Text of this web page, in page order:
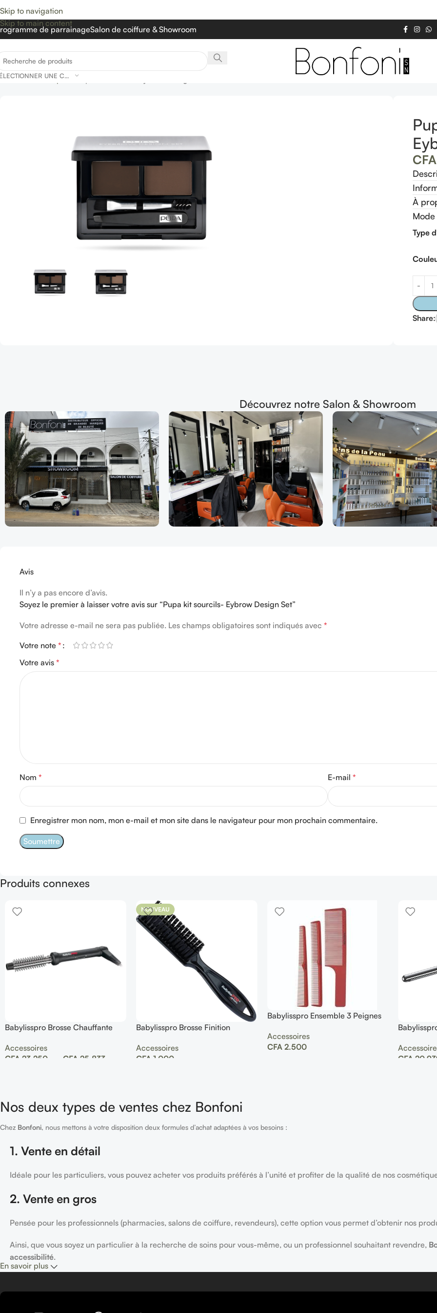
Skip to navigation
Skip to main content
de parrainageSalon de coiffure & Showroom
SÉLECTIONNER UNE CATÉGORIE
Accueil»Boutique» Pupa kit sourcils- Eybrow Design Set
CFA
À
Type
Share:
Découvrez notre Salon & Showroom
Avis
Il n’y a pas encore d’avis.
Soyez le premier à laisser votre avis sur “Pupa kit sourcils- Eybrow Design Set”
Votre adresse e-mail ne sera pas publiée. Les champs obligatoires sont indiqués avec *
Votre note *
Votre avis *
Nom * E-mail *
Enregistrer mon nom, mon e-mail et mon site dans le navigateur pour mon prochain commentaire.
Produits connexes
Babylisspro Brosse Chauffante
Accessoires
CFA 23.250 CFA 25.833
NOUVEAU
Babylisspro Brosse Finition
Accessoires
CFA 1.000
Babylisspro Ensemble 3 Peignes
Accessoires
CFA2.500
CFA
Nos deux types de ventes chez Bonfoni
Chez Bonfoni, nous mettons à votre disposition deux formules d’achat adaptées à vos besoins :
1. Vente en détail
Idéale pour les particuliers, vous pouvez acheter vos produits préférés à l’unité et profiter de la qualité de nos
2. Vente en gros
Pensée pour les professionnels (pharmacies, salons de coiffure, revendeurs), cette option vous permet d’obtenir nos
Ainsi, que vous soyez un particulier à la recherche de soins pour vous-même, ou un professionnel souhaitant revendre,
accessibilité.
En savoir plus